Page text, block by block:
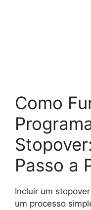
Como
Passo a
Incluir um
um processo